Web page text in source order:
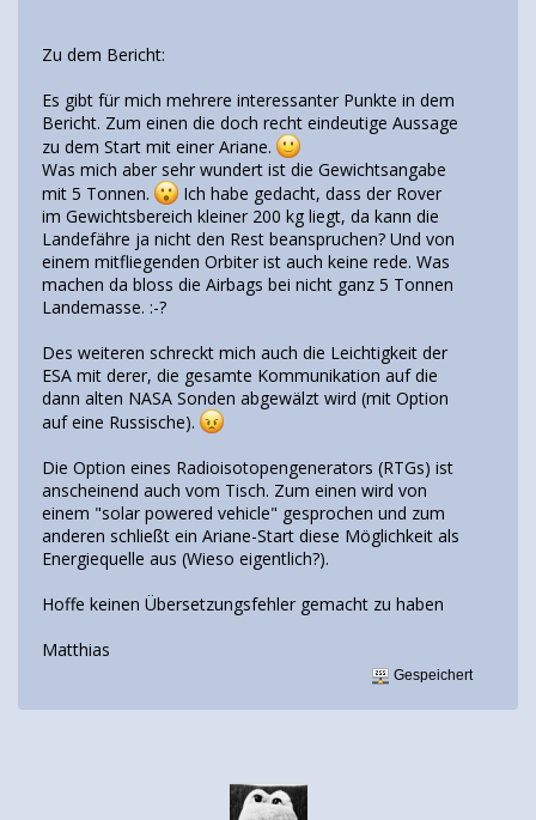
Zu dem Bericht:
Es gibt für mich mehrere interessanter Punkte in dem
Bericht. Zum einen die doch recht eindeutige Aussage
zu dem Start mit einer Ariane.
Was mich aber sehr wundert ist die Gewichtsangabe
mit 5 Tonnen.
Ich habe gedacht, dass der Rover
im Gewichtsbereich kleiner 200 kg liegt, da kann die
Landefähre ja nicht den Rest beanspruchen? Und von
einem mitfliegenden Orbiter ist auch keine rede. Was
machen da bloss die Airbags bei nicht ganz 5 Tonnen
Landemasse. :-?
Des weiteren schreckt mich auch die Leichtigkeit der
ESA mit derer, die gesamte Kommunikation auf die
dann alten NASA Sonden abgewälzt wird (mit Option
auf eine Russische).
Die Option eines Radioisotopengenerators (RTGs) ist
anscheinend auch vom Tisch. Zum einen wird von
einem "solar powered vehicle" gesprochen und zum
anderen schließt ein Ariane-Start diese Möglichkeit als
Energiequelle aus (Wieso eigentlich?).
Hoffe keinen Übersetzungsfehler gemacht zu haben
Matthias
Gespeichert